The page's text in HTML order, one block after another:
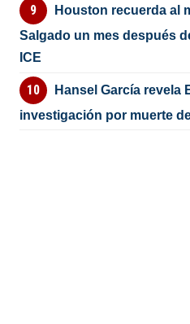
Houston recuerda al
Salgado un mes después
ICE
Hansel García revela
investigación por muerte